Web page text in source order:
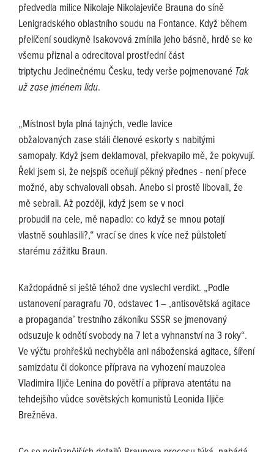
předvedla milice Nikolaje Nikolajeviče Brauna do síně
Lenigradského oblastního soudu na Fontance. Když během
přelíčení soudkyně Isakovová zmínila jeho básně, hrdě se ke
všemu přiznal a odrecitoval prostřední část
triptychu Jedinečnému Česku, tedy verše pojmenované Tak
už zase jménem lidu.
„Místnost byla plná tajných, vedle lavice
obžalovaných zase stáli členové eskorty s nabitými
samopaly. Když jsem deklamoval, překvapilo mě, že pokyvují.
Řekl jsem si, že nejspíš oceňují pěkný přednes - není přece
možné, aby schvalovali obsah. Anebo si prostě libovali, že
mě sebrali. Až později, když jsem se v noci
probudil na cele, mě napadlo: co když se mnou potají
vlastně souhlasili?,“ vrací se dnes k více než půlstoletí
starému zážitku Braun.
Každopádně si ještě téhož dne vyslechl verdikt. „Podle
ustanovení paragrafu 70, odstavec 1 – ,antisovětská agitace
a propaganda’ trestního zákoníku SSSR se jmenovaný
odsuzuje k odnětí svobody na 7 let a vyhnanství na 3 roky“.
Ve výčtu prohřešků nechyběla ani náboženská agitace, šíření
samizdatu či dokonce příprava na vyhození mauzolea
Vladimira Iljiče Lenina do povětří a příprava atentátu na
tehdejšího vůdce sovětských komunistů Leonida Iljiče
Brežněva.